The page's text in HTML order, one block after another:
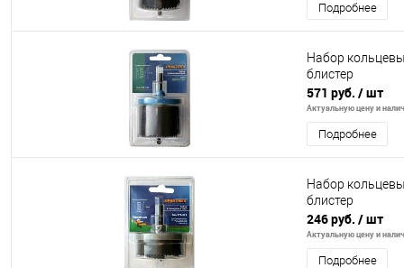
Подробнее
Набор
блистер
571 руб. / шт
Актуальную цену и
Подробнее
Набор
блистер
246 руб. / шт
Актуальную цену и
Подробнее